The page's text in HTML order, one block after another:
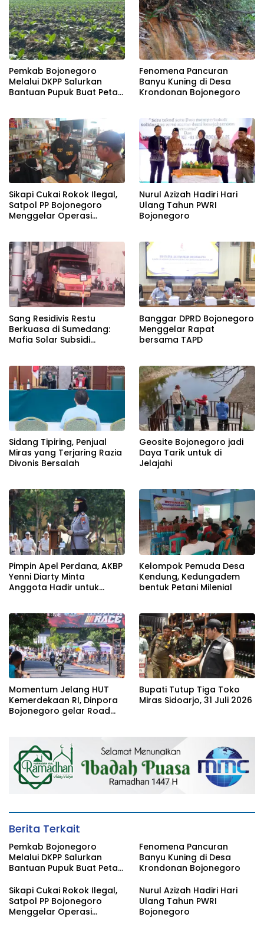
Pemkab Bojonegoro
Melalui DKPP Salurkan
Bantuan Pupuk Buat Petani
Fenomena Pancuran
Banyu Kuning di Desa
Krondonan Bojonegoro
Sikapi Cukai Rokok Ilegal,
Satpol PP Bojonegoro
Menggelar Operasi
Nurul Azizah Hadiri Hari
Ulang Tahun PWRI
Bojonegoro
Sang Residivis Restu
Berkuasa di Sumedang:
Mafia Solar Subsidi
Bungkam
Banggar DPRD Bojonegoro
Menggelar Rapat
bersama TAPD
Sidang Tipiring, Penjual
Miras yang Terjaring Razia
Divonis Bersalah
Geosite Bojonegoro jadi
Daya Tarik untuk di
Jelajahi
Pimpin Apel Perdana, AKBP
Yenni Diarty Minta
Anggota Hadir untuk
Kelompok Pemuda Desa
Kendung, Kedungadem
bentuk Petani Milenial
Momentum Jelang HUT
Kemerdekaan RI, Dinpora
Bojonegoro gelar Road
Bupati Tutup Tiga Toko
Miras Sidoarjo, 31 Juli 2026
Berita Terkait
Pemkab Bojonegoro
Melalui DKPP Salurkan
Bantuan Pupuk Buat Petani
Fenomena Pancuran
Banyu Kuning di Desa
Krondonan Bojonegoro
Sikapi Cukai Rokok Ilegal,
Satpol PP Bojonegoro
Menggelar Operasi
Nurul Azizah Hadiri Hari
Ulang Tahun PWRI
Bojonegoro